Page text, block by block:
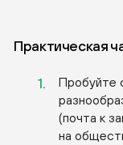
Практическая
Пробуйте
(почта к
на